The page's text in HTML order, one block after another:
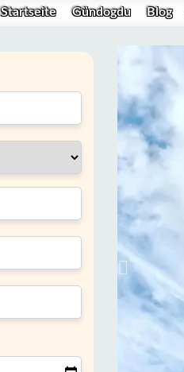
Startseite Gündogdu Blog